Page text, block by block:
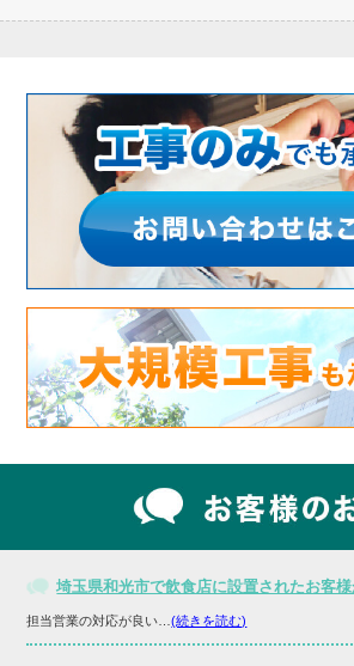
埼玉県和光市で飲食店に設置されたお客
担当営業の対応が良い…(続きを読む)